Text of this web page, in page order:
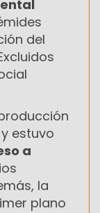
del
estuvo
a
la
plano